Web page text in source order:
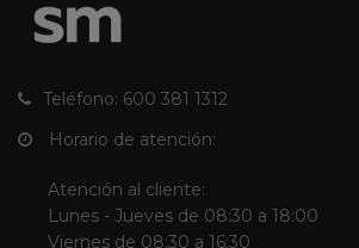
Teléfono: 600 381 1312
Horario de atención:
Atención al cliente:
Lunes - Jueves de 08:30 a 18:00
Viernes de 08:30 a 16:30